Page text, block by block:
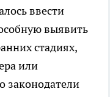
ввести
выявить
стадиях,
или
законодатели